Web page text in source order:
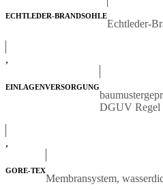
ECHTLEDER-BRANDSOHLE
Echtleder-
,
EINLAGENVERSORGUNG
DGUV Regel
,
GORE-TEX
Membransystem,